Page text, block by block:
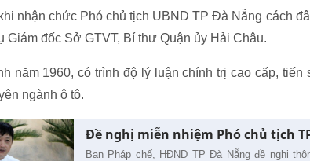
nhận chức Phó chủ tịch UBND TP Đà Nẵng cách
Giám đốc Sở GTVT, Bí thư Quận ủy Hải Châu.
năm 1960, có trình độ lý luận chính trị cao cấp,
ngành ô tô.
Đề nghị miễn nhiệm Phó chủ tịch
Ban Pháp chế, HĐND TP Đà Nẵng đề nghị